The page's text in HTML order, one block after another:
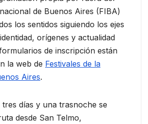
de Buenos Aires (FIBA)
los sentidos siguiendo los ejes
orígenes y actualidad
de inscripción están
la web de Festivales de la
Aires.
días y una trasnoche se
desde San Telmo,